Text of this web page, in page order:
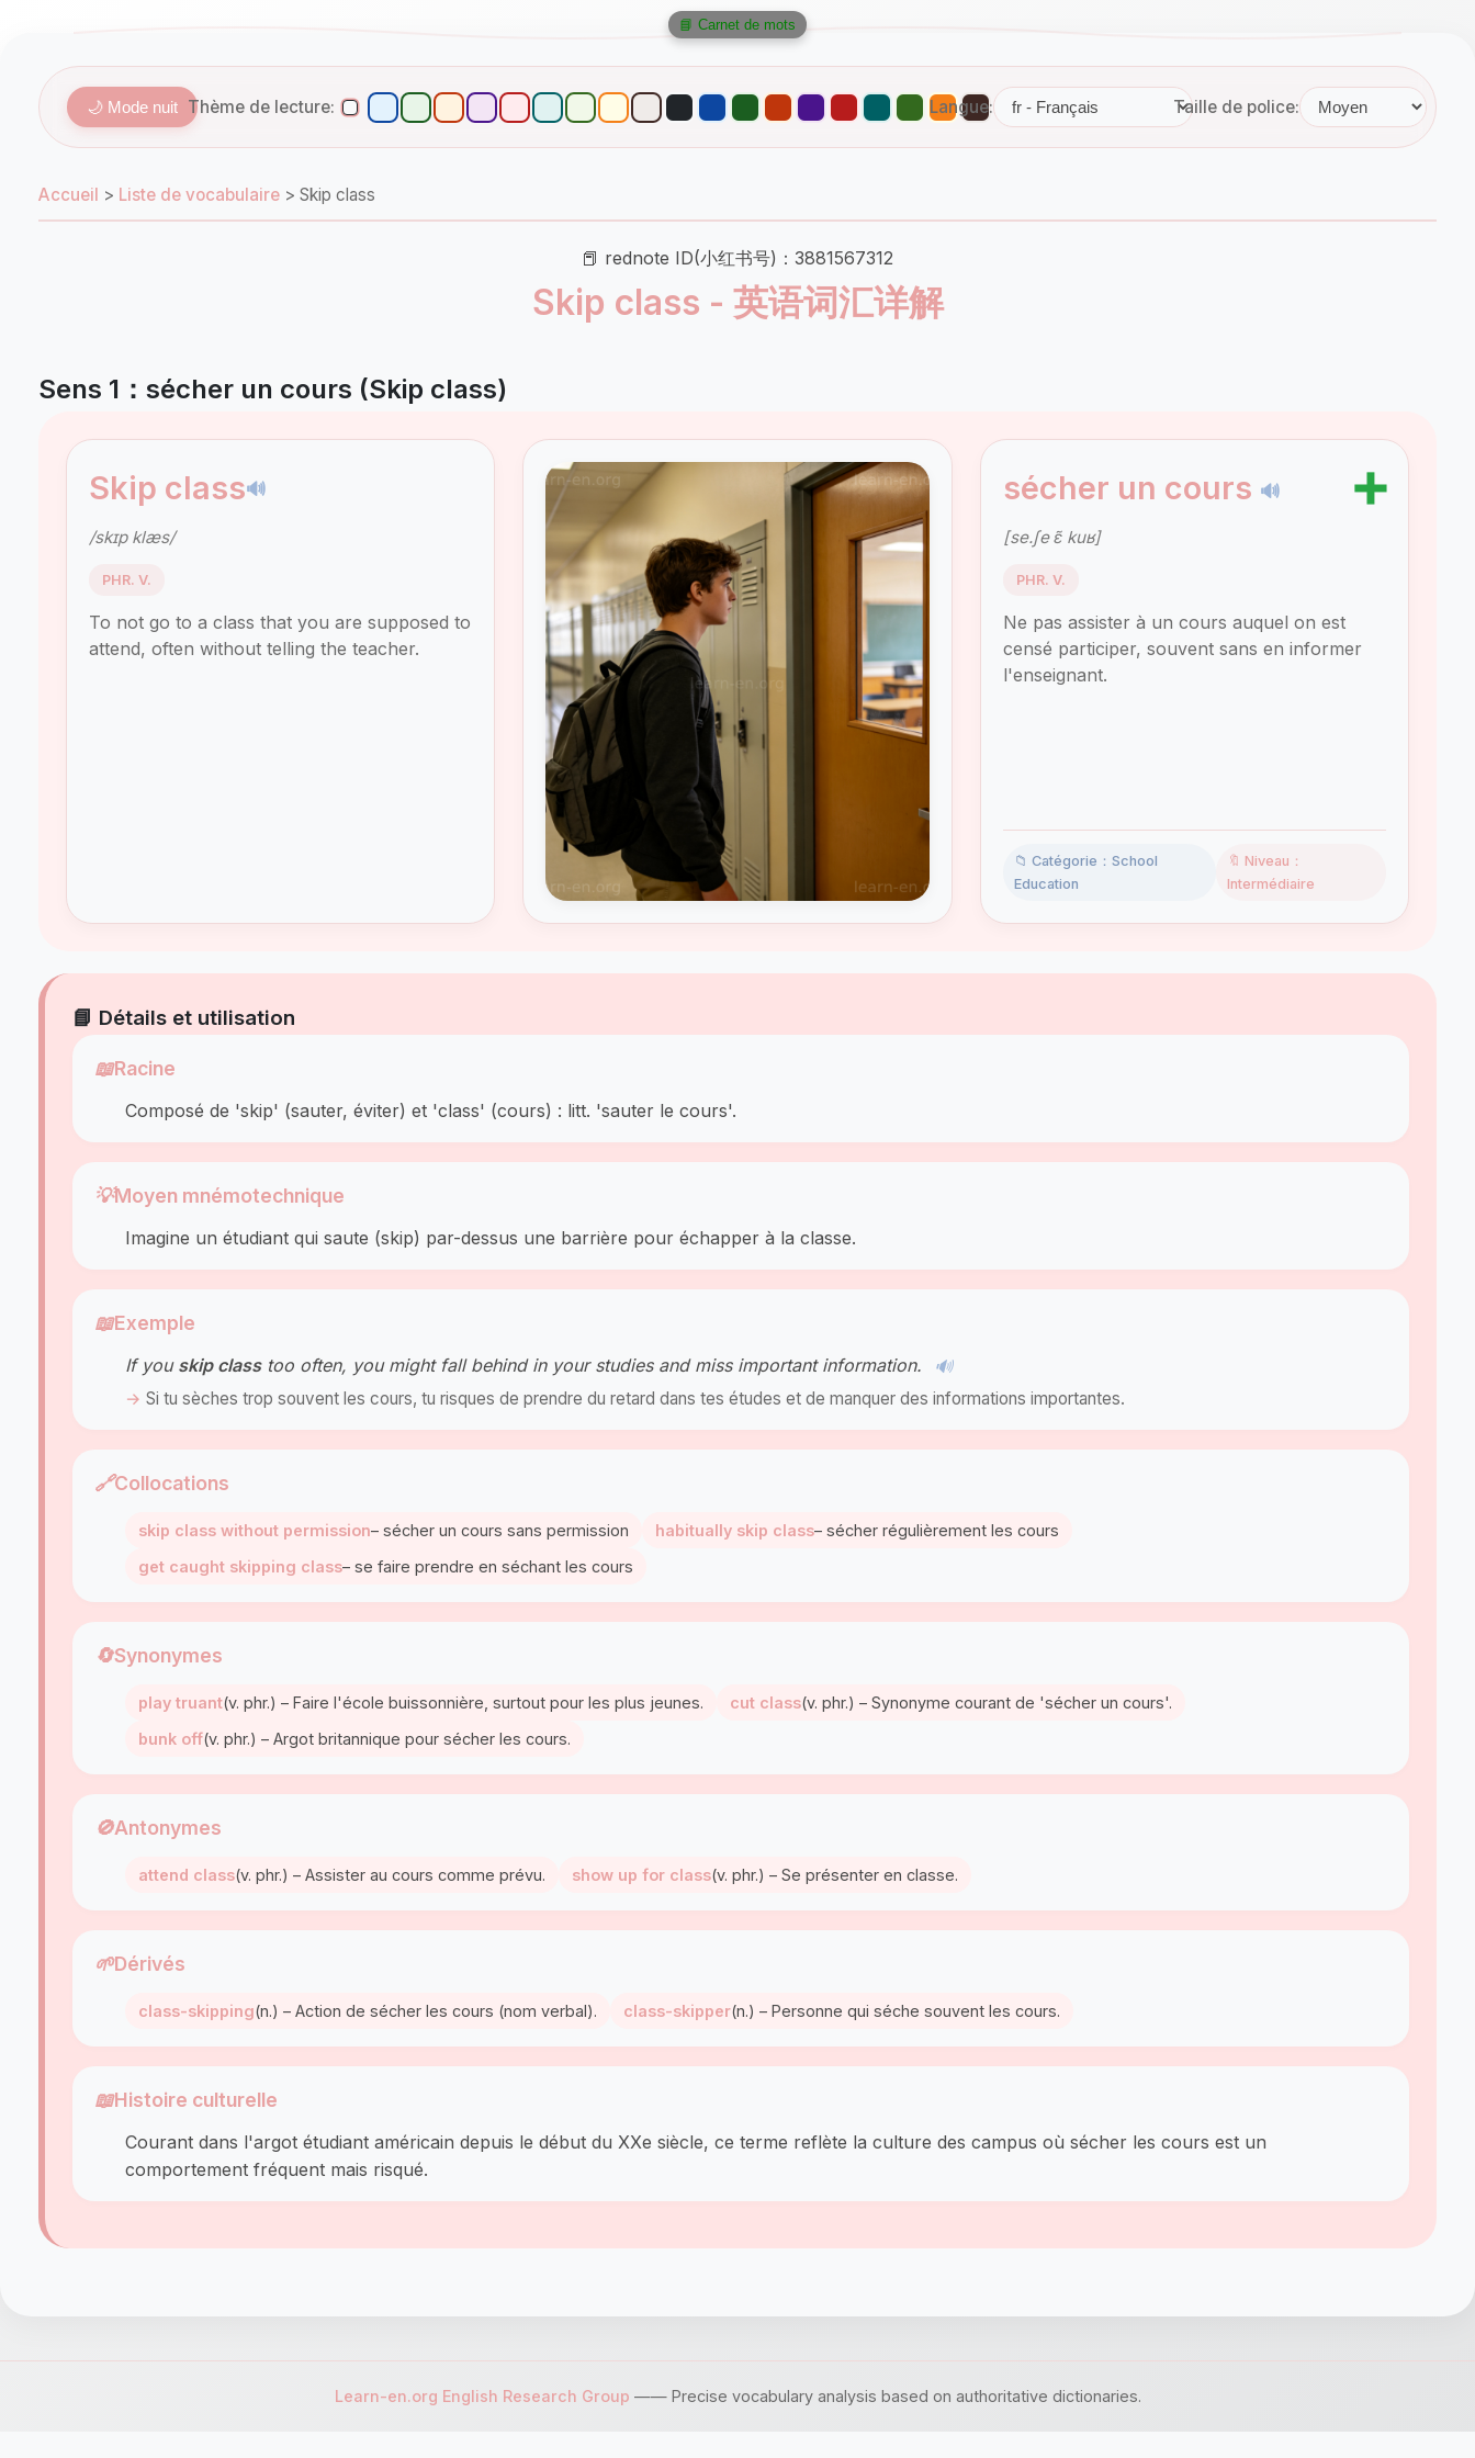
🌙 Mode nuit Thème de lecture: Langue: Taille de police:
Accueil > Liste de vocabulaire > Skip class
📕 rednote ID(小红书号)：3881567312
Skip class - 英语词汇详解
Sens 1：sécher un cours (Skip class)
Skip class🔊
/skɪp klæs/
PHR. V.
To not go to a class that you are supposed to
attend, often without telling the teacher.
sécher un cours 🔊 ➕
[se.ʃe ɛ̃ kuʁ]
PHR. V.
Ne pas assister à un cours auquel on est
censé participer, souvent sans en informer
l'enseignant.
📁 Catégorie：School
Education
🔖 Niveau：
Intermédiaire
📘 Détails et utilisation
📖Racine
Composé de 'skip' (sauter, éviter) et 'class' (cours) : litt. 'sauter le cours'.
💡Moyen mnémotechnique
Imagine un étudiant qui saute (skip) par-dessus une barrière pour échapper à la classe.
📖Exemple
If you skip classtoo often, you might fall behind in your studies and miss important information. 🔊
Si tu sèches trop souvent les cours, tu risques de prendre du retard dans tes études et de manquer des informations importantes.
🔗Collocations
skip class without permission– sécher un cours sans permission habitually skip class– sécher régulièrement les cours
get caught skipping class– se faire prendre en séchant les cours
🔄Synonymes
play truant(v. phr.) – Faire l'école buissonnière, surtout pour les plus jeunes. cut class(v. phr.) – Synonyme courant de 'sécher un cours'.
bunk off(v. phr.) – Argot britannique pour sécher les cours.
🚫Antonymes
attend class(v. phr.) – Assister au cours comme prévu. show up for class(v. phr.) – Se présenter en classe.
🌱Dérivés
class-skipping(n.) – Action de sécher les cours (nom verbal). class-skipper(n.) – Personne qui séche souvent les cours.
📖Histoire culturelle
Courant dans l'argot étudiant américain depuis le début du XXe siècle, ce terme reflète la culture des campus où sécher les cours est un
comportement fréquent mais risqué.
📘 Carnet de mots
Learn-en.org English Research Group —— Precise vocabulary analysis based on authoritative dictionaries.